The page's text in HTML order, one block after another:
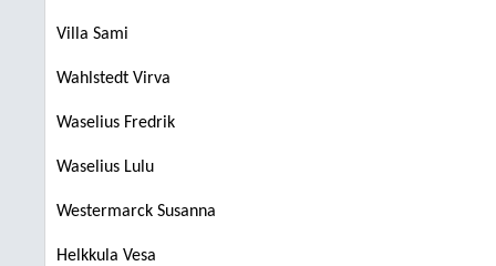
Villa Sami
Wahlstedt Virva
Waselius Fredrik
Waselius Lulu
Westermarck Susanna
Helkkula Vesa